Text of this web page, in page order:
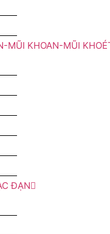
MŨI KHOAN-MŨI
ĐẠN